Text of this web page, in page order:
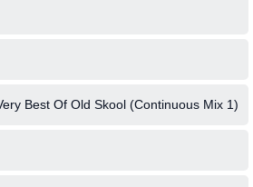
Best Of Old Skool (Continuous Mix 1)